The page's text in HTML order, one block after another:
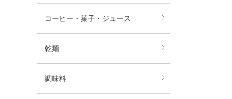
コーヒー・菓子・ジュース
乾麺
調味料